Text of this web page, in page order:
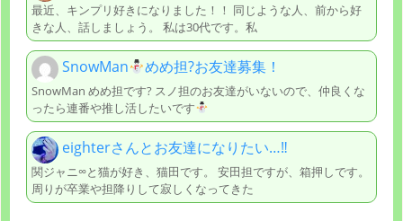
最近、キンプリ好きになりました！！ 同じような人、前から好
きな人、話しましょう。 私は30代です。私
SnowMan めめ担?お友達募集！
SnowMan めめ担です? スノ担のお友達がいないので、仲良くな
ったら連番や推し活したいです
eighterさんとお友達になりたい…‼
関ジャニ∞と猫が好き、猫田です。 安田担ですが、箱押しです。
周りが卒業や担降りして寂しくなってきた